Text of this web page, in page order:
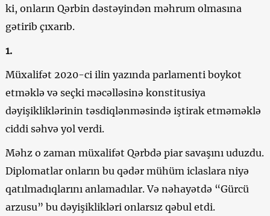
ki, onların Qərbin dəstəyindən məhrum olmasına
gətirib çıxarıb.
1.
Müxalifət 2020-ci ilin yazında parlamenti boykot
etməklə və seçki məcəlləsinə konstitusiya
dəyişikliklərinin təsdiqlənməsində iştirak etməməklə
ciddi səhvə yol verdi.
Məhz o zaman müxalifət Qərbdə piar savaşını uduzdu.
Diplomatlar onların bu qədər mühüm iclaslara niyə
qatılmadıqlarını anlamadılar. Və nəhayətdə “Gürcü
arzusu” bu dəyişiklikləri onlarsız qəbul etdi.